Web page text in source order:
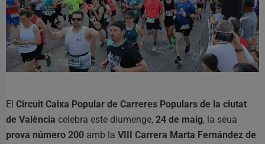
El Circuit Caixa Popular de Carreres Populars de la ciutat
de València celebra este diumenge, 24 de maig, la seua
prova número 200 amb la VIII Carrera Marta Fernández de